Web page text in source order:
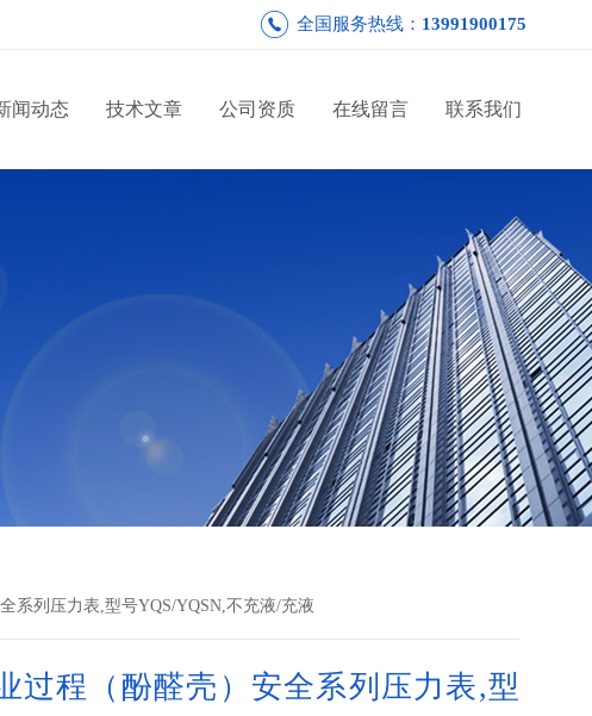
全国服务热线： 13991900175
闻动态 技术文章 公司资质 在线留言 联系我们
系列压力表,型号YQS/YQSN,不充液/充液
过程（酚醛壳）安全系列压力表,型